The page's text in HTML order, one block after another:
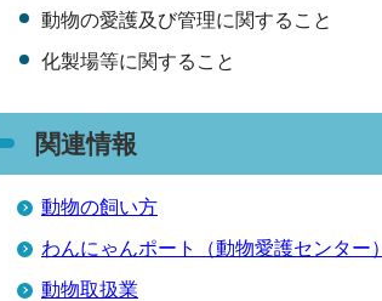
動物の愛護及び管理に関すること
化製場等に関すること
関連情報
動物の飼い方
わんにゃんポート（動物愛護センター）
動物取扱業